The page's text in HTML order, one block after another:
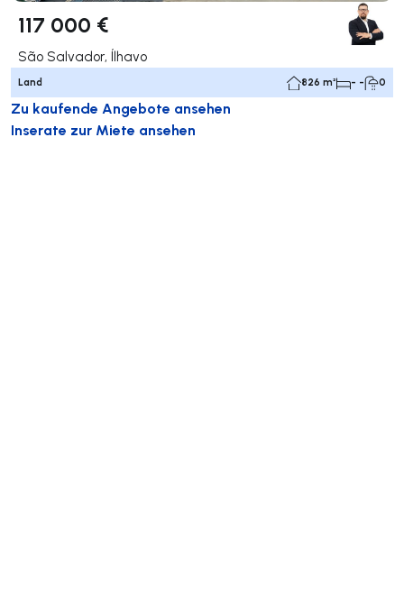
117 000 €
São Salvador, Ílhavo
Land 826 m² - - 0
Zu kaufende Angebote ansehen
Inserate zur Miete ansehen